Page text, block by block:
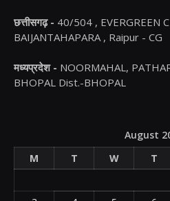
छत्तीसगढ़ - 40/504 , EVERGREEN
BAIJANTAHAPARA , Raipur - CG
मध्यप्रदेश - NOORMAHAL,
BHOPAL Dist.-BHOPAL
August
M
T W T